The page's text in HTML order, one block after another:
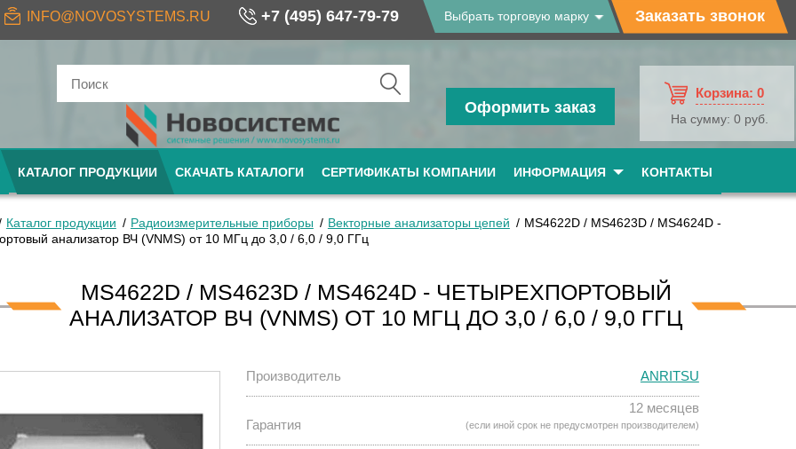
INFO@NOVOSYSTEMS.RU +7 (495) 647-79-79 Выбрать торговую марку Заказать звонок
Оформить заказ
Корзина: 0
На сумму: 0 руб.
КАТАЛОГ ПРОДУКЦИИ СКАЧАТЬ КАТАЛОГИ СЕРТИФИКАТЫ КОМПАНИИ ИНФОРМАЦИЯ КОНТАКТЫ
Каталог продукции Радиоизмерительные приборы Векторные анализаторы цепей
MS4622D / MS4623D / MS4624D -
анализатор ВЧ (VNМS) от 10 МГц до 3,0 / 6,0 / 9,0 ГГц
MS4622D / MS4623D / MS4624D - ЧЕТЫРЕХПОРТОВЫЙ
АНАЛИЗАТОР ВЧ (VNМS) ОТ 10 МГЦ ДО 3,0 / 6,0 / 9,0 ГГЦ
Производитель ANRITSU
Гарантия
12 месяцев
(если иной срок не предусмотрен производителем)